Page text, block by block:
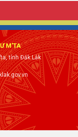
M'TA
tỉnh Đắk Lắk